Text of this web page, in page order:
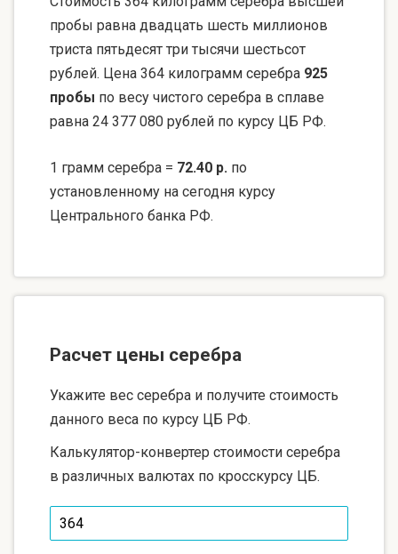
пробы равна двадцать шесть миллионов
триста пятьдесят три тысячи шестьсот
рублей. Цена 364 килограмм серебра 925
пробы по весу чистого серебра в сплаве
равна 24 377 080 рублей по курсу ЦБ РФ.
1 грамм серебра = 72.40 р. по
установленному на сегодня курсу
Центрального банка РФ.
Расчет цены серебра
Укажите вес серебра и получите стоимость
данного веса по курсу ЦБ РФ.
Калькулятор-конвертер стоимости серебра
в различных валютах по кросскурсу ЦБ.